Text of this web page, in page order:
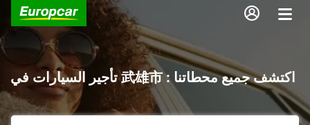
تأجير السيارات في 武雄市 : اكتشف جميع محطاتنا